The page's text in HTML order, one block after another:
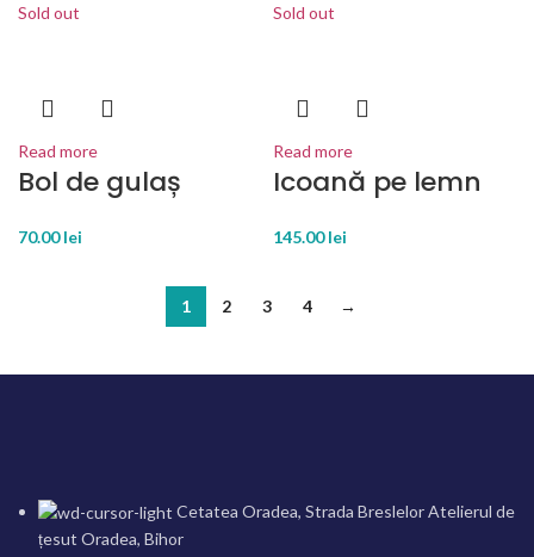
Sold out
Read more
Bol de gulaș
70.00lei
Sold out
Read more
Icoană pe lemn
145.00lei
1 2 3 4 →
Cetatea Oradea, Strada Breslelor Atelierul de
țesut Oradea, Bihor